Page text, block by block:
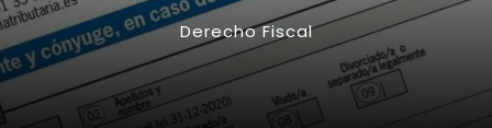
Derecho Fiscal